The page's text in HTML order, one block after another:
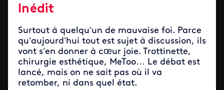
Inédit
Surtout à quelqu’un de mauvaise foi. Parce
qu’aujourd’hui tout est sujet à discussion, ils
vont s’en donner à cœur joie. Trottinette,
chirurgie esthétique, MeToo… Le débat est
lancé, mais on ne sait pas où il va
retomber, ni dans quel état.